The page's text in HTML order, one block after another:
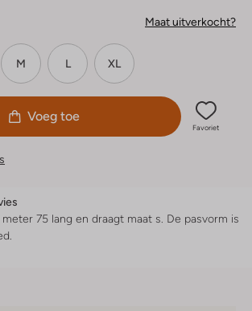
Maat uitverkocht?
M L XL
Voeg toe
Favoriet
meter 75 lang en draagt maat s. De pasvorm is